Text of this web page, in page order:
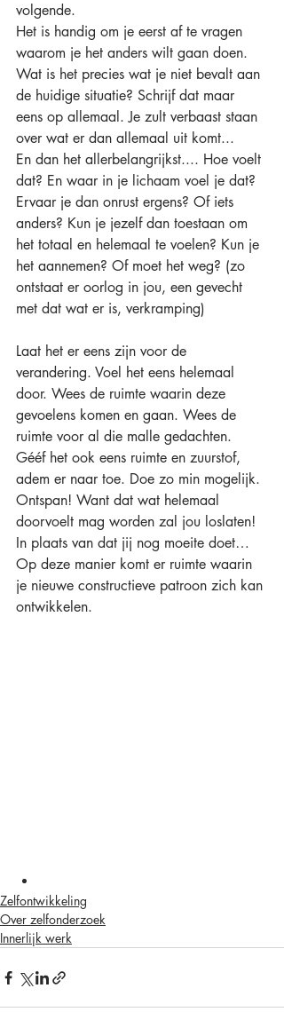
volgende.
Het is handig om je eerst af te vragen
waarom je het anders wilt gaan doen.
Wat is het precies wat je niet bevalt aan
de huidige situatie? Schrijf dat maar
eens op allemaal. Je zult verbaast staan
over wat er dan allemaal uit komt...
En dan het allerbelangrijkst.... Hoe voelt
dat? En waar in je lichaam voel je dat?
Ervaar je dan onrust ergens? Of iets
anders? Kun je jezelf dan toestaan om
het totaal en helemaal te voelen? Kun je
het aannemen? Of moet het weg? (zo
ontstaat er oorlog in jou, een gevecht
met dat wat er is, verkramping)
Laat het er eens zijn voor de
verandering. Voel het eens helemaal
door. Wees de ruimte waarin deze
gevoelens komen en gaan. Wees de
ruimte voor al die malle gedachten.
Gééf het ook eens ruimte en zuurstof,
adem er naar toe. Doe zo min mogelijk.
Ontspan! Want dat wat helemaal
doorvoelt mag worden zal jou loslaten!
In plaats van dat jij nog moeite doet…
Op deze manier komt er ruimte waarin
je nieuwe constructieve patroon zich kan
ontwikkelen.
Zelfontwikkeling
Over zelfonderzoek
Innerlijk werk